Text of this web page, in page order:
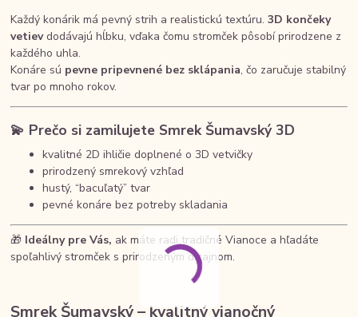
Každý konárik má pevný strih a realistickú textúru.3D končeky
vetievdodávajú hĺbku, vďaka čomu stromček pôsobí prirodzene z
každého uhla.
Konáre sú pevne pripevnené bez sklápania, čo zaručuje stabilný
tvar po mnoho rokov.
💫 Prečo si zamilujete Smrek Šumavský 3D
kvalitné 2D ihličie doplnené o 3D vetvičky
prirodzený smrekový vzhľad
hustý, “bacuľatý” tvar
pevné konáre bez potreby skladania
🎁 Ideálny pre Vás, ak máte radi tradičné Vianoce a hľadáte
spoľahlivý stromček s prirodzeným dizajnom.
Smrek Šumavský – kvalitný vianočný